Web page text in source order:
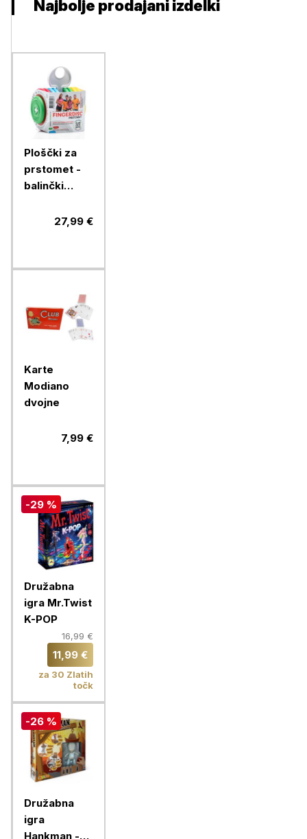
Najbolje prodajani izdelki
Ploščki za
prstomet -
balinčki
27,99 €
Karte
Modiano
dvojne
7,99 €
-29 %
Družabna
igra Mr.Twist
K-POP
16,99 €
11,99 €
za 30 Zlatih
točk
-26 %
Družabna
igra
Hankman -